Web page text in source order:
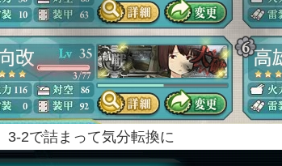
2で詰まって気分転換に